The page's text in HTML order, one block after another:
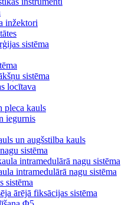
inžektori
sistēma
sistēma
locītava
pleca kauls
iegurnis
un augšstilba kauls
sistēma
intramedulārā nagu sistēma
intramedulārā nagu sistēma
sistēma
ārējā fiksācijas sistēma